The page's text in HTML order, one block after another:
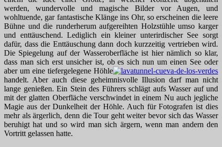
werden, wundervolle und magische Bilder vor Augen, und
wohltuende, gar fantastische Klänge ins Ohr, so erscheinen die leere
Bühne und die runderherum aufgereihten Holzstühle umso karger
und enttäuschend. Lediglich ein kleiner unterirdischer See sorgt
dafür, dass die Enttäuschung dann doch kurzzeitig vertrieben wird.
Die Spiegelung auf der Wasseroberfläche ist hier nämlich so klar,
dass man sich erst unsicher ist, ob es sich nun um einen See oder
aber um eine tiefergelegene Höhle
handelt. Aber auch diese geheimnisvolle Illusion darf man nicht
lange genießen. Ein Stein des Führers schlägt aufs Wasser auf und
mit der glatten Oberfläche verschwindet in einem Nu auch jegliche
Magie aus der Dunkelheit der Höhle. Auch für Fotografen ist dies
mehr als ärgerlich, denn die Tour geht weiter bevor sich das Wasser
beruhigt hat und so wird man sich ärgern, wenn man andern den
Vortritt gelassen hatte.